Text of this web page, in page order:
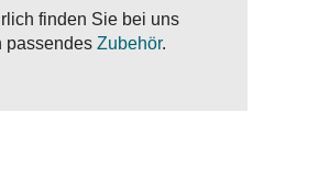
finden Sie bei uns
passendes Zubehör.